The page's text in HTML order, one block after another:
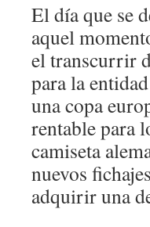
El día que se
aquel
el transcurrir
para la
una copa
rentable para
camiseta
nuevos
adquirir una